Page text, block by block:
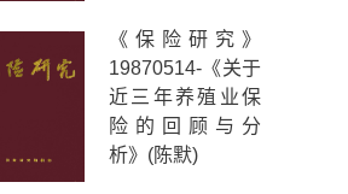
《保险研究》
19870514-《关于
近三年养殖业保
险的回顾与分
析》(陈默)